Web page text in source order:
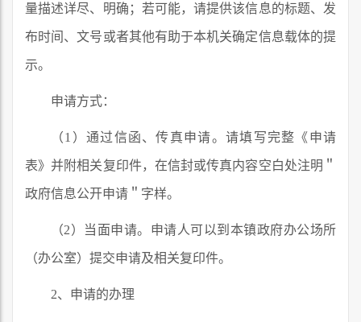
量描述详尽、明确；若可能，请提供该信息的标题、发
布时间、文号或者其他有助于本机关确定信息载体的提
示。
申请方式：
（1）通过信函、传真申请。请填写完整《申请
表》并附相关复印件，在信封或传真内容空白处注明＂
政府信息公开申请＂字样。
（2）当面申请。申请人可以到本镇政府办公场所
（办公室）提交申请及相关复印件。
2、申请的办理